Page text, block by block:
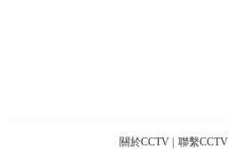
關於CCTV 聯繫CCTV